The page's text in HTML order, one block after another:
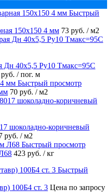
Быстрый
150х150 4 мм 73 руб. / м2
Дн 40х5,5 Ру10 Тмакс=95C
/ пог. м
Быстрый просмотр
70 руб. / м2
шоколадно-коричневый
руб. / м2
Быстрый просмотр
423 руб. / кг
Быстрый
100Б4 ст. 3 Цена по запросу